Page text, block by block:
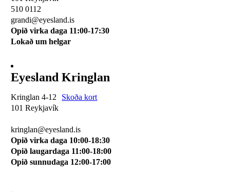
510 0112
grandi@eyesland.is
Opið virka daga 11:00-17:30
Lokað um helgar
Eyesland Kringlan
Kringlan 4-12
Skoða kort
101 Reykjavík
kringlan@eyesland.is
Opið virka daga 10:00-18:30
Opið laugardaga 11:00-18:00
Opið sunnudaga 12:00-17:00